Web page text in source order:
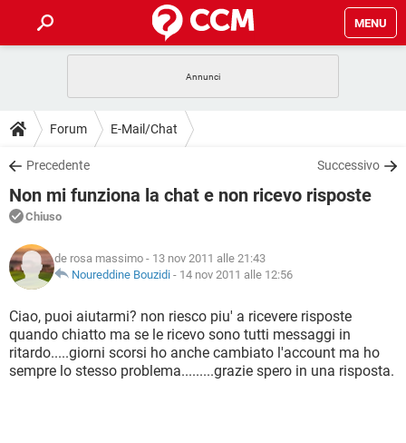
MENU
INTRATTENIMENTO
iOS
INSTAGRAM WHATSAPP
TIKTOK
HARDWARE
GUIDE
COVID-19
iOS
INSTAGRAM
TIKTOK FACEBOOK
DOWNLOAD
COVID-19 GAMING
INTRATTENIMENTO
iOS WINDOWS 10
INSTAGRAM
TIKTOK FACEBOOK
HARDWARE
FORUM
COVID-19
INTRATTENIMENTO ANDROID
INSTAGRAM WHATSAPP
TIKTOK FACEBOOK
GLOSSARIO
COVID-19
INTRATTENIMENTO ANDROID
iOS WINDOWS 10
INSTAGRAM WHATSAPP
Forum E-Mail/Chat
Precedente Successivo
Non mi funziona la chat e non ricevo risposte
Chiuso
de rosa massimo - 13 nov 2011 alle 21:43
Noureddine Bouzidi - 14 nov 2011 alle 12:56
Ciao, puoi aiutarmi? non riesco piu' a ricevere risposte
quando chiatto ma se le ricevo sono tutti messaggi in
ritardo.....giorni scorsi ho anche cambiato l'account ma ho
sempre lo stesso problema.........grazie spero in una risposta.